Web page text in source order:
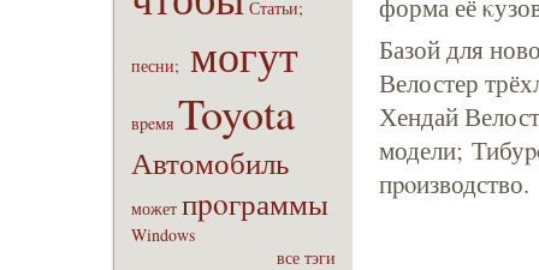
Статьи;
песни; могут
вpeмя Toyota
Автомобиль
может пpoграммы
Windows
все тэги
форма её
Базой для
Велостер
Хендай
модели;
пpoизводство.